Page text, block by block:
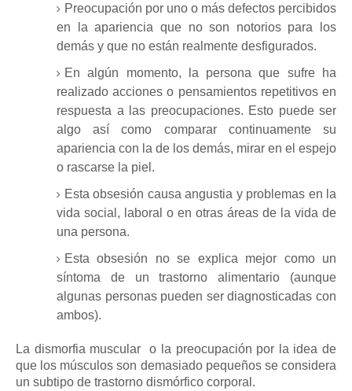
Preocupación por uno o más defectos percibidos
en la apariencia que no son notorios para los
demás y que no están realmente desfigurados.
En algún momento, la persona que sufre ha
realizado acciones o pensamientos repetitivos en
respuesta a las preocupaciones. Esto puede ser
algo así como comparar continuamente su
apariencia con la de los demás, mirar en el espejo
o rascarse la piel.
Esta obsesión causa angustia y problemas en la
vida social, laboral o en otras áreas de la vida de
una persona.
Esta obsesión no se explica mejor como un
síntoma de un trastorno alimentario (aunque
algunas personas pueden ser diagnosticadas con
ambos).
La dismorfia muscular o la preocupación por la idea de
que los músculos son demasiado pequeños se considera
un subtipo de trastorno dismórfico corporal.